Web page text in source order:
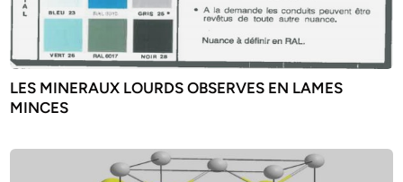
LES MINERAUX LOURDS OBSERVES EN LAMES
MINCES